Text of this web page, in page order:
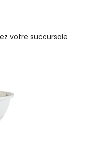
votre succursale